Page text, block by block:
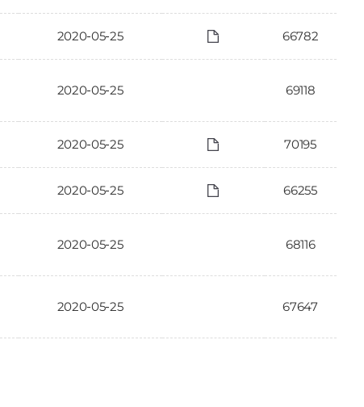
2020-05-25 66782
2020-05-25 69118
2020-05-25 70195
2020-05-25 66255
2020-05-25 68116
2020-05-25 67647